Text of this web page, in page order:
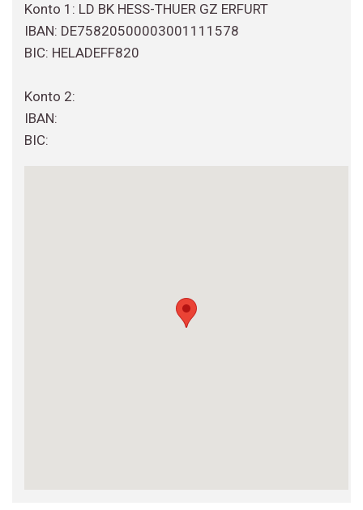
Konto 1: LD BK HESS-THUER GZ ERFURT
IBAN: DE75820500003001111578
BIC: HELADEFF820
Konto 2:
IBAN:
BIC: